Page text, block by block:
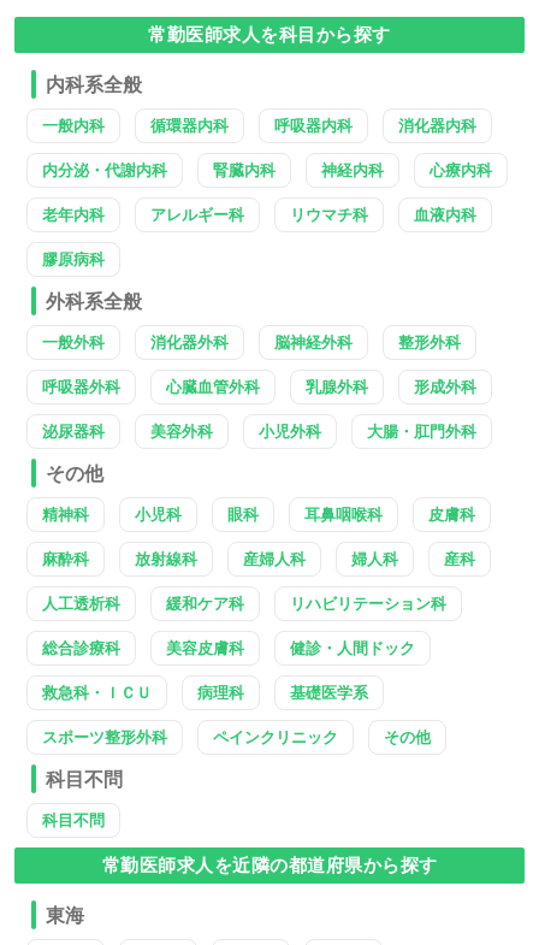
常勤医師求人を科目から探す
内科系全般
一般内科 循環器内科 呼吸器内科 消化器内科
内分泌・代謝内科 腎臓内科 神経内科 心療内科
老年内科 アレルギー科 リウマチ科 血液内科
膠原病科
外科系全般
一般外科 消化器外科 脳神経外科 整形外科
呼吸器外科 心臓血管外科 乳腺外科 形成外科
泌尿器科 美容外科 小児外科 大腸・肛門外科
その他
精神科 小児科 眼科 耳鼻咽喉科 皮膚科
麻酔科 放射線科 産婦人科 婦人科 産科
人工透析科 緩和ケア科 リハビリテーション科
総合診療科 美容皮膚科 健診・人間ドック
救急科・ＩＣＵ 病理科 基礎医学系
スポーツ整形外科 ペインクリニック その他
科目不問
科目不問
常勤医師求人を近隣の都道府県から探す
東海